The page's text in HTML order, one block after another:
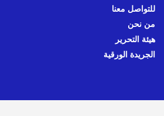
للتواصل معنا
من نحن
هيئة التحرير
الجريدة الورقية